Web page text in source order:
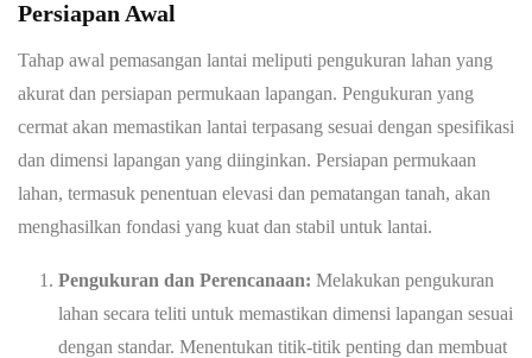
Persiapan Awal
Tahap awal pemasangan lantai meliputi pengukuran lahan yang
akurat dan persiapan permukaan lapangan. Pengukuran yang
cermat akan memastikan lantai terpasang sesuai dengan spesifikasi
dan dimensi lapangan yang diinginkan. Persiapan permukaan
lahan, termasuk penentuan elevasi dan pematangan tanah, akan
menghasilkan fondasi yang kuat dan stabil untuk lantai.
Pengukuran dan Perencanaan: Melakukan pengukuran
lahan secara teliti untuk memastikan dimensi lapangan sesuai
dengan standar. Menentukan titik-titik penting dan membuat